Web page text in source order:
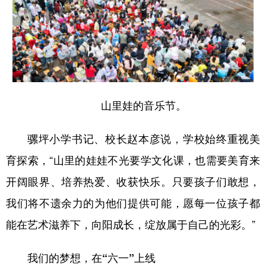
山里娃的音乐节。
骡坪小学书记、校长赵本彦说，学校始终重视美
育探索，“山里的娃娃不光要学文化课，也需要美育来
开阔眼界、培养热爱、收获快乐。只要孩子们敢想，
我们将不遗余力的为他们提供可能，愿每一位孩子都
能在艺术滋养下，向阳成长，绽放属于自己的光彩。”
我们的梦想，在“六一”上线